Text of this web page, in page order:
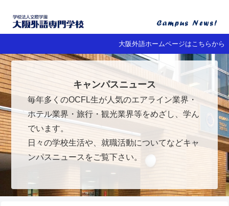
大阪外語ホームページはこちらから
キャンパスニュース
毎年多くのOCFL生が人気のエアライン業界・
ホテル業界・旅行・観光業界等をめざし、学ん
でいます。
日々の学校生活や、就職活動についてなどキャ
ンパスニュースをご覧下さい。